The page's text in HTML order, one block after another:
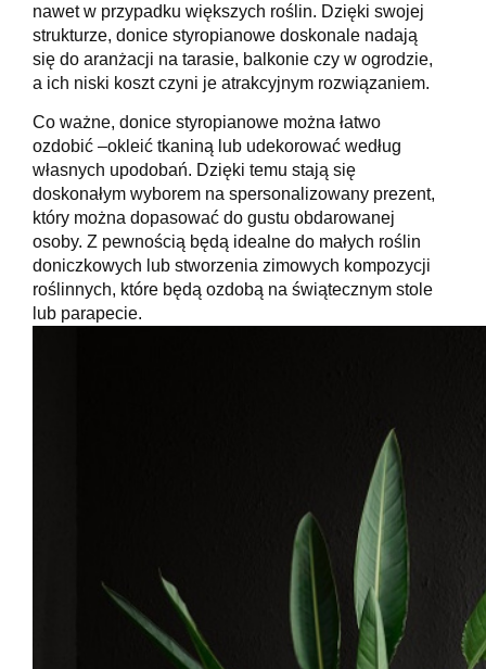
nawet w przypadku większych roślin. Dzięki swojej
strukturze, donice styropianowe doskonale nadają
się do aranżacji na tarasie, balkonie czy w ogrodzie,
a ich niski koszt czyni je atrakcyjnym rozwiązaniem.
Co ważne, donice styropianowe można łatwo
ozdobić –okleić tkaniną lub udekorować według
własnych upodobań. Dzięki temu stają się
doskonałym wyborem na spersonalizowany prezent,
który można dopasować do gustu obdarowanej
osoby. Z pewnością będą idealne do małych roślin
doniczkowych lub stworzenia zimowych kompozycji
roślinnych, które będą ozdobą na świątecznym stole
lub parapecie.